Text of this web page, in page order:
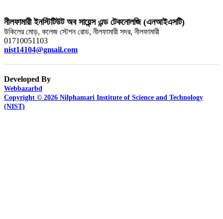
নীলফামারী ইনস্টিটিউট অব সায়েন্স এন্ড টেকনোলজি (এনআইএসটি)
উকিলের মোড়, কলেজ স্টেশন রোড, নীলফামারী সদর, নীলফামারী
01710051103
nist14104@gmail.com
Developed By
Webbazarbd
Copyright © 2026 Nilphamari Institute of Science and Technology
(NIST)